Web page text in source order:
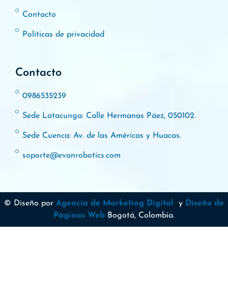
Contacto
Políticas de privacidad
Contacto
0986535239
Sede Latacunga: Calle Hermanas Páez, 050102.
Sede Cuenca: Av. de las Américas y Huacas.
soporte@evanrobotics.com
© Diseño por Agencia de Marketing Digital y Diseño de
Páginas Web Bogotá, Colombia.